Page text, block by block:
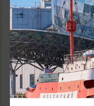
ОТ 1500₽